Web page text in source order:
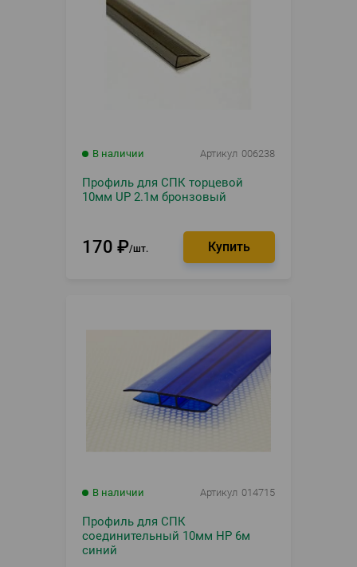
В наличии Артикул 006238
Профиль для СПК торцевой
10мм UP 2.1м бронзовый
170 ₽ шт.
В наличии Артикул 014715
Профиль для СПК
соединительный 10мм HP 6м
синий